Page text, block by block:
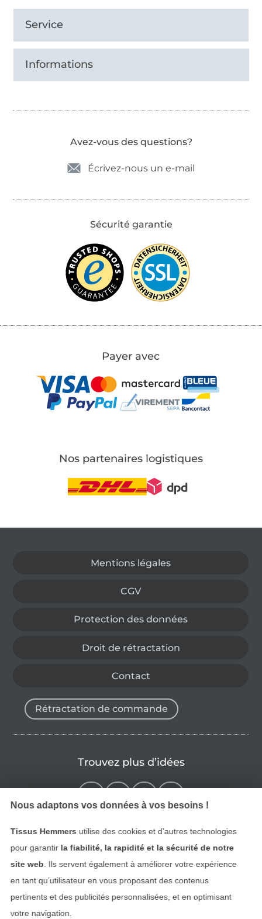
Service
Informations
Avez-vous des questions?
Écrivez-nous un e-mail
Sécurité garantie
Payer avec
Nos partenaires logistiques
Mentions légales
CGV
Protection des données
Droit de rétractation
Contact
Rétractation de commande
Trouvez plus d’idées
Nous adaptons vos données à vos besoins !
Tissus Hemmers utilise des cookies et d’autres technologies
pour garantir la fiabilité, la rapidité et la sécurité de notre
site web . Ils servent également à améliorer votre expérience
en tant qu’utilisateur en vous proposant des contenus
pertinents et des publicités personnalisées, et en optimisant
votre navigation.